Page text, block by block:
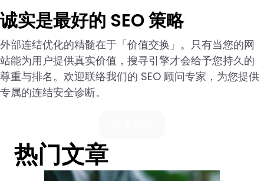
诚实是最好的 SEO 策略
外部连结优化的精髓在于「价值交换」。只有当您的网
站能为用户提供真实价值，搜寻引擎才会给予您持久的
尊重与排名。欢迎联络我们的 SEO 顾问专家，为您提供
专属的连结安全诊断。
热门文章